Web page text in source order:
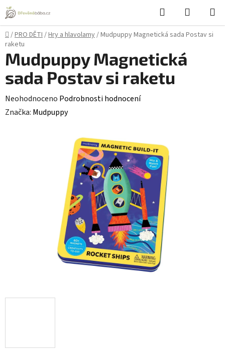
Přejít
na
obsah
Hledat
KOŠÍK
Domů
/PRO DĚTI/Hry a hlavolamy/Mudpuppy Magnetická sada Postav si
raketu
Mudpuppy Magnetická
sada Postav si raketu
Průměrné
hodnocení
Neohodnoceno Podrobnosti hodnocení
Značka: Mudpuppy